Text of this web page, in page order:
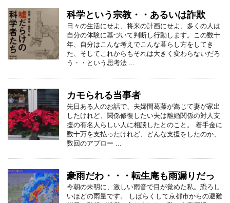
科学という宗教・・あるいは詐欺
日々の生活にせよ、将来の計画にせよ、多くの人は
自分の体験に基づいて判断し行動します。この数十
年、自分はこんな考えでこんな暮らし方をしてき
た、そしてこれからもそれは大きく変わらないだろ
う・・という思考法 ...
カモられる当事者
先日ある人のお話で、夫婦間葛藤が嵩じて妻が家出
したけれど、関係修復したい夫は離婚関係の対人支
援の有名人らしい人に相談したとのこと。 着手金に
数十万を支払ったけれど、どんな支援をしたのか、
数回のアプロー ...
豪雨だわ・・・転生庵も雨漏りだっ
今朝の未明に、激しい雨音で目が覚めた私。恐ろし
いほどの雨量です。 しばらくして京都市からの避難